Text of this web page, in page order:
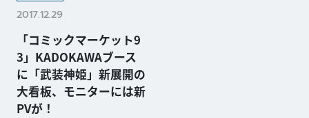
2017.12.29
「コミックマーケット9
3」KADOKAWAブース
に「武装神姫」新展開の
大看板、モニターには新
PVが！